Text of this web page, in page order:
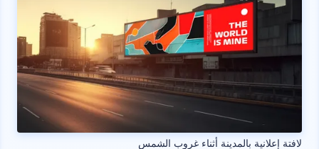
لافتة إعلانية بالمدينة أثناء غروب الشمس